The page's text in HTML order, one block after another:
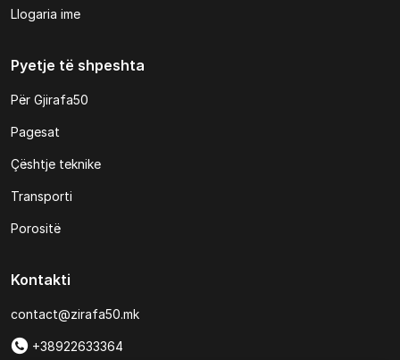
Llogaria ime
Pyetje të shpeshta
Për Gjirafa50
Pagesat
Çështje teknike
Transporti
Porositë
Kontakti
contact@zirafa50.mk
+38922633364